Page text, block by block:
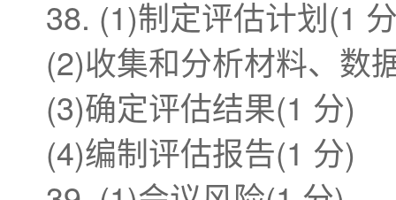
38. (1)制定评估计划(1
(2)收集和分析材料、数
(3)确定评估结果(1 分)
(4)编制评估报告(1 分)